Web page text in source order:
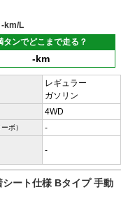
-km/L
タンでどこまで走る？
-km
レギュラー
ガソリン
4WD
ボ） -
-
ート仕様 Bタイプ 手動